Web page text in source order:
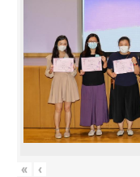
« ‹